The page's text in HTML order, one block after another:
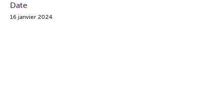
Date
16 janvier 2024